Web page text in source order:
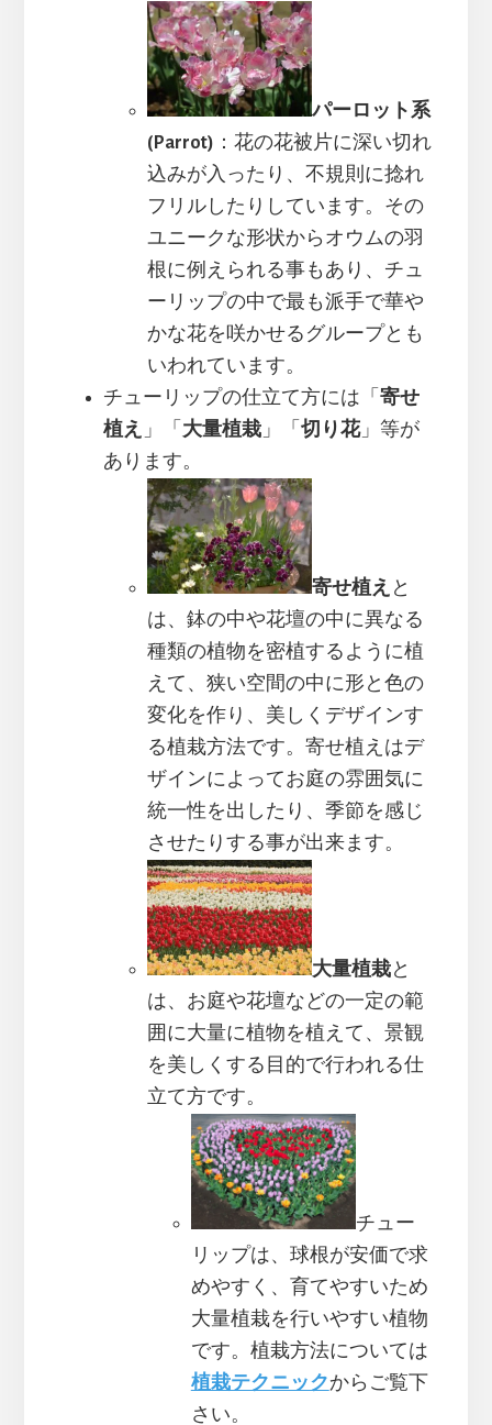
パーロット系
(Parrot) ：花の花被片に深い切れ
込みが入ったり、不規則に捻れ
フリルしたりしています。その
ユニークな形状からオウムの羽
根に例えられる事もあり、チュ
ーリップの中で最も派手で華や
かな花を咲かせるグループとも
いわれています。
チューリップの仕立て方には「 寄せ
植え
」「 大量植栽」「 切り花」等が
あります。
寄せ植え と
は、鉢の中や花壇の中に異なる
種類の植物を密植するように植
えて、狭い空間の中に形と色の
変化を作り、美しくデザインす
る植栽方法です。寄せ植えはデ
ザインによってお庭の雰囲気に
統一性を出したり、季節を感じ
させたりする事が出来ます。
大量植栽と
は、お庭や花壇などの一定の範
囲に大量に植物を植えて、景観
を美しくする目的で行われる仕
立て方です。
チュー
リップは、球根が安価で求
めやすく、育てやすいため
大量植栽を行いやすい植物
です。植栽方法については
植栽テクニックからご覧下
さい。